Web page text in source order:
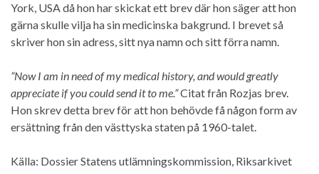
York, USA då hon har skickat ett brev där hon säger att hon
gärna skulle vilja ha sin medicinska bakgrund. I brevet så
skriver hon sin adress, sitt nya namn och sitt förra namn.
”Now I am in need of my medical history, and would greatly
appreciate if you could send it to me.”Citat från Rozjas brev.
Hon skrev detta brev för att hon behövde få någon form av
ersättning från den västtyska staten på 1960-talet.
Källa: Dossier Statens utlämningskommission, Riksarkivet